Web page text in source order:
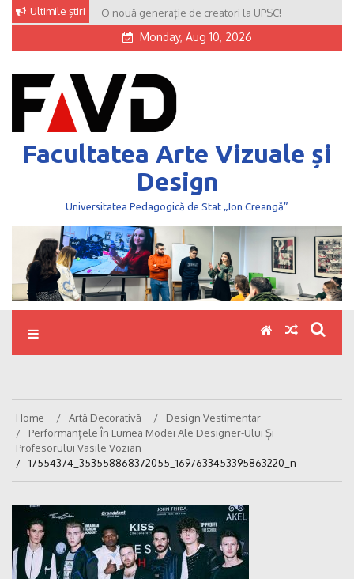
Skip
content
Ultimile știri O nouă generație de creatori la UPSC!
Monday, Aug 10, 2026
Facultatea Arte Vizuale și
Design
Universitatea Pedagogică de Stat „Ion Creangă”
Home Artă Decorativă
Design Vestimentar
Performanțele În Lumea Modei Ale Designer-Ului Și
Profesorului Vasile Vozian
17554374_353558868372055_1697633453395863220_n